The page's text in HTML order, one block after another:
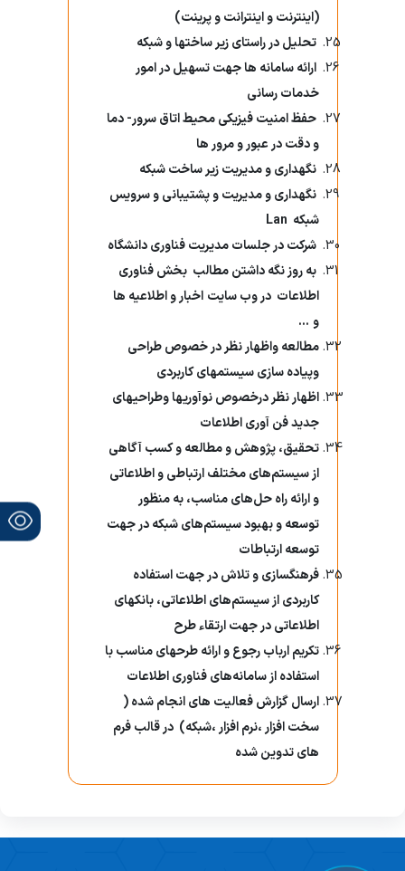
(اینترنت و اینترانت و پرینت)
تحلیل در راستای زیر ساختها و شبکه
ارائه سامانه ها جهت تسهیل در امور
خدمات رسانی
حفظ امنیت فیزیکی محیط اتاق سرور- دما
و دقت در عبور و مرور ها
نگهداری و مدیریت زیر ساخت شبکه
نگهداری و مدیریت و پشتیبانی و سرویس‌
شبکه
شرکت در جلسات مدیریت فناوری دانشگاه
به روز نگه داشتن مطالب بخش فناوری
اطلاعات در وب سایت اخبار و اطلاعیه ها
و ...
مطالعه واظهار نظر در خصوص طراحی
وپیاده سازی سیستمهای کاربردی
اظهار نظر درخصوص نوآوریها وطراحیهای
جدید فن آوری اطلاعات
تحقیق، پژوهش و مطالعه و کسب آگاهی
از سیستم‌های مختلف ارتباطی و اطلاعاتی
و ارائه راه حل‌های مناسب، به منظور
توسعه و بهبود سیستم‌های شبکه در جهت
توسعه ارتباطات
فرهنگسازی و تلاش در جهت استفاده
کاربردی از سیستم‌های اطلاعاتی، بانکهای
اطلاعاتی در جهت ارتقاء طرح
تکریم ارباب رجوع و ارائه طرحهای مناسب با
استفاده از سامانه‌های فناوری اطلاعات
ارسال گزارش فعالیت های انجام شده (
سخت افزار ،نرم افزار ،شبکه)در قالب فرم
های تدوین شده